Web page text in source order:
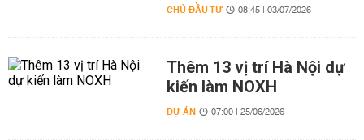
CHỦ ĐẦU TƯ 08:45 | 03/07/2026
Thêm 13 vị trí Hà Nội dự
kiến làm NOXH
DỰ ÁN 07:00 | 25/06/2026